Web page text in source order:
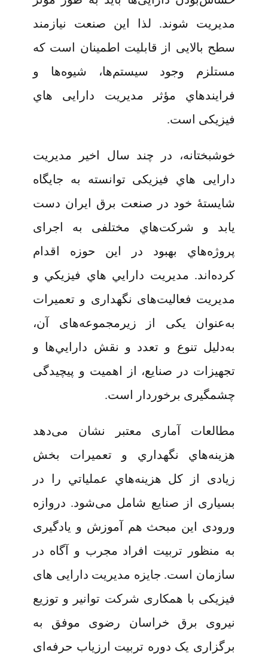
مدیریت شوند. لذا این صنعت نیازمند
سطح بالایی از قابلیت‌ اطمینان است که
مستلزم وجود سیستم‌ها، شیوه‌ها و
فرایندهاي مؤثر مدیریت دارایی‌ هاي
فیزیکی است.
خوشبختانه، در چند سال اخیر مدیریت
دارایی‌ هاي فیزیکی توانسته به جایگاه
شایستۀ خود در صنعت برق ایران دست
یابد و شرکت‌هاي مختلفی به اجرای
پروژه‌هاي بهبود در این حوزه اقدام
کرده‌اند. مديريت دارايي هاي فيزيكي و
مدیریت فعالیت‌های نگهداری و تعمیرات
به‌عنوان یکی از زیرمجموعه‌های آن،
به‌دليل تنوع و تعدد و نقش دارايي‌ها و
تجهیزات در صنایع، از اهميت و پیچیدگی
چشمگیری برخوردار است.
مطالعات آماری معتبر نشان می‌دهد
هزينه‌هاي نگهداري و تعميرات بخش
زیادی از كل هزينه‌هاي عملياتي را در
بسیاری از صنایع شامل می‌شود. دروازه
ورودی این مبحث هم آموزش و یادگیری
به‌ منظور تربیت افراد مجرب و آگاه در
سازمان است. جایزه مدیریت دارایی های
فیزیکی با همکاری شرکت توانیر و توزیع
نیروی برق خراسان رضوی موفق به
برگزاری یک دوره تربیت ارزیاب حرفه‌ای